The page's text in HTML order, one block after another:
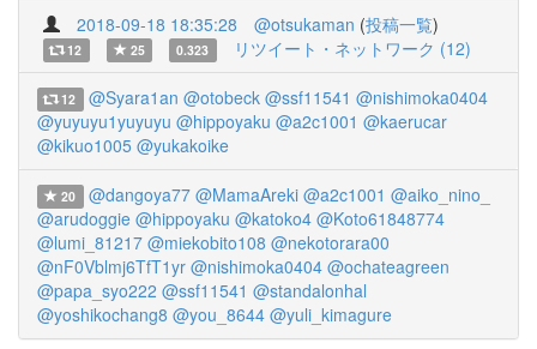
2018-09-18 18:35:28 @otsukaman (投稿一覧)
12 25 0.323 リツイート・ネットワーク (12)
12 @Syara1an @otobeck @ssf11541 @nishimoka0404
@yuyuyu1yuyuyu @hippoyaku @a2c1001 @kaerucar
@kikuo1005 @yukakoike
20 @dangoya77 @MamaAreki @a2c1001 @aiko_nino_
@arudoggie @hippoyaku @katoko4 @Koto61848774
@lumi_81217 @miekobito108 @nekotorara00
@nF0Vblmj6TfT1yr @nishimoka0404 @ochateagreen
@papa_syo222 @ssf11541 @standalonhal
@yoshikochang8 @you_8644 @yuli_kimagure